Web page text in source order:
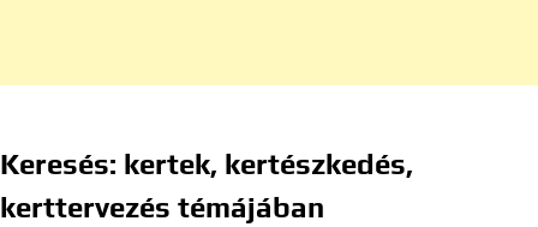
Keresés: kertek, kertészkedés,
kerttervezés témájában